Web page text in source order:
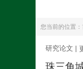
您当前的位置：
研究论文 |
珠三角